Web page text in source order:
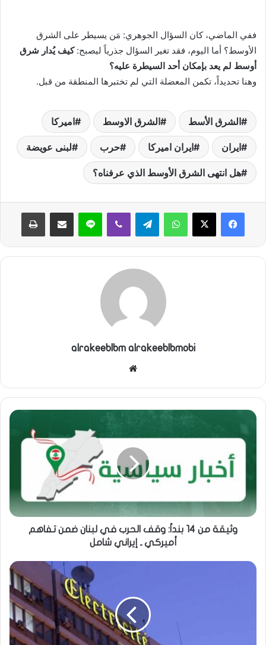
ففي الماضي، كان السؤال الجوهري: مَن يسيطر على الشرق
الأوسط؟ أما اليوم، فقد تغير السؤال جذرياً ليصبح:كيف يُدار شرق
أوسط لم يعد بإمكان أحد السيطرة عليه؟
وهنا تحديداً، تكمن المعضلة التي لم تختبرها المنطقة من قبل.
الشرق الأسط الشرق الاوسط اميركا
ايران ايران اميركا حرب لبنى عويضة
هل انتهى الشرق الأوسط الذي عرفناه؟
واتساب تيلقرام ڤايبر لاين مشاركة عبر البريد طباعة
alrakeeblbm alrakeeblbmobi
وثيقة من 14 بنداً: وقف الحرب في لبنان ضمن تفاهم
أميركي ـ إيراني شامل